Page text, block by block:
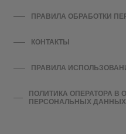
ПРАВИЛА ОБРАБОТКИ
КОНТАКТЫ
ПРАВИЛА
ПОЛИТИКА ОПЕРАТОРА В
ПЕРСОНАЛЬНЫХ ДАННЫХ